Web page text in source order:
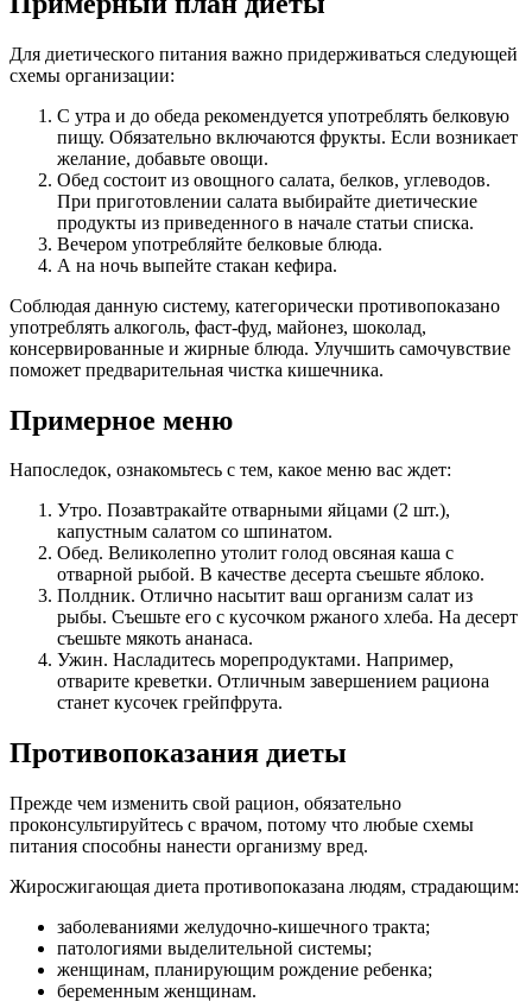
Для диетического питания важно придерживаться следующей
схемы организации:
С утра и до обеда рекомендуется употреблять белковую
пищу. Обязательно включаются фрукты. Если возникает
желание, добавьте овощи.
Обед состоит из овощного салата, белков, углеводов.
При приготовлении салата выбирайте диетические
продукты из приведенного в начале статьи списка.
Вечером употребляйте белковые блюда.
А на ночь выпейте стакан кефира.
Соблюдая данную систему, категорически противопоказано
употреблять алкоголь, фаст-фуд, майонез, шоколад,
консервированные и жирные блюда. Улучшить самочувствие
поможет предварительная чистка кишечника.
Примерное меню
Напоследок, ознакомьтесь с тем, какое меню вас ждет:
Утро. Позавтракайте отварными яйцами (2 шт.),
капустным салатом со шпинатом.
Обед. Великолепно утолит голод овсяная каша с
отварной рыбой. В качестве десерта съешьте яблоко.
Полдник. Отлично насытит ваш организм салат из
рыбы. Съешьте его с кусочком ржаного хлеба. На десерт
съешьте мякоть ананаса.
Ужин. Насладитесь морепродуктами. Например,
отварите креветки. Отличным завершением рациона
станет кусочек грейпфрута.
Противопоказания диеты
Прежде чем изменить свой рацион, обязательно
проконсультируйтесь с врачом, потому что любые схемы
питания способны нанести организму вред.
Жиросжигающая диета противопоказана людям, страдающим:
заболеваниями желудочно-кишечного тракта;
патологиями выделительной системы;
женщинам, планирующим рождение ребенка;
беременным женщинам.